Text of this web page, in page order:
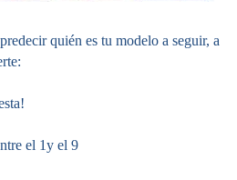
quién es tu modelo a seguir, a
el 1y el 9